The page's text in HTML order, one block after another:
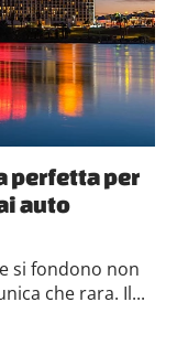
perfetta per
auto
si fondono non
che rara. Il...